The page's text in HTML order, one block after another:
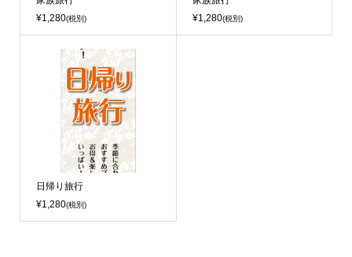
¥1,280(税別)
¥1,280(税別)
日帰り旅行
¥1,280(税別)